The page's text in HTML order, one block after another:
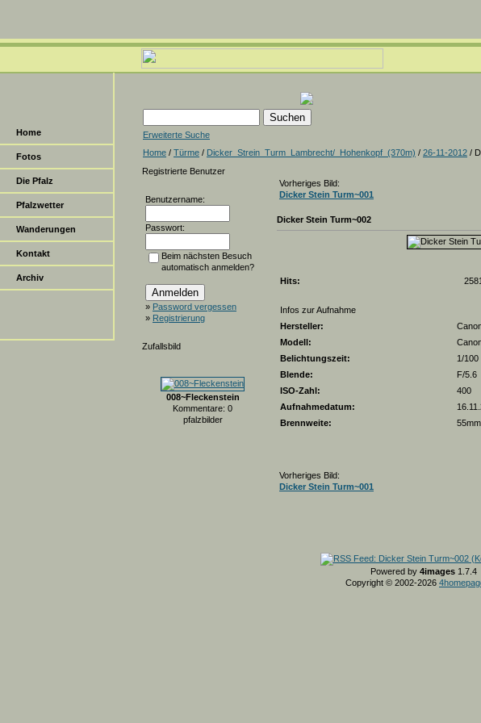
Home
Fotos
Die Pfalz
Pfalzwetter
Wanderungen
Kontakt
Archiv
Erweiterte Suche
Home / Türme / Dicker_Strein_Turm_Lambrecht/_Hohenkopf_(370m) / 26-11-2012 /
Registrierte Benutzer
Benutzername:
Passwort:
Beim nächsten Besuch
automatisch anmelden?
» Password vergessen
» Registrierung
Zufallsbild
008~Fleckenstein
Kommentare: 0
pfalzbilder
Vorheriges Bild:
Dicker Stein Turm~001
Dicker Stein Turm~002
Hits: 2581
Infos zur Aufnahme
Hersteller:
Modell:
Belichtungszeit:
1/100
Blende:
F/5.6
ISO-Zahl:
400
Aufnahmedatum:
Brennweite:
55mm
Vorheriges Bild:
Dicker Stein Turm~001
Powered by 4images 1.7.4
Copyright © 2002-2026